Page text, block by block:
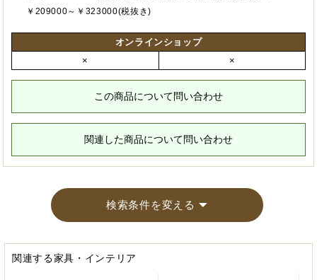
￥209000～￥323000(税抜き)
オンラインショップ
×
×
この商品について問い合わせ
関連した商品について問い合わせ
検索条件を変える
関連する家具・インテリア